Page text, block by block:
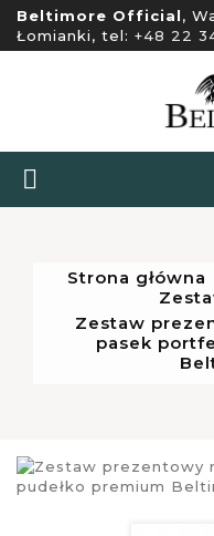
Beltimore Official,
Łomianki, tel: +48 22

Strona główna
Zestaw
pasek